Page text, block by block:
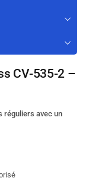
CV-535-2 –
réguliers avec un